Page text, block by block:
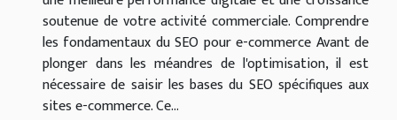
soutenue de votre activité commerciale. Comprendre
les fondamentaux du SEO pour e-commerce Avant de
plonger dans les méandres de l'optimisation, il est
nécessaire de saisir les bases du SEO spécifiques aux
sites e-commerce. Ce...